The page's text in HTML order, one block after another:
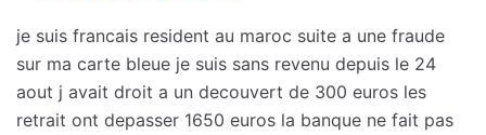
je suis francais resident au maroc suite a une fraude
sur ma carte bleue je suis sans revenu depuis le 24
aout j avait droit a un decouvert de 300 euros les
retrait ont depasser 1650 euros la banque ne fait pas